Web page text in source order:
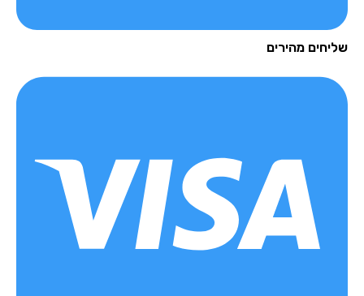
מהירים